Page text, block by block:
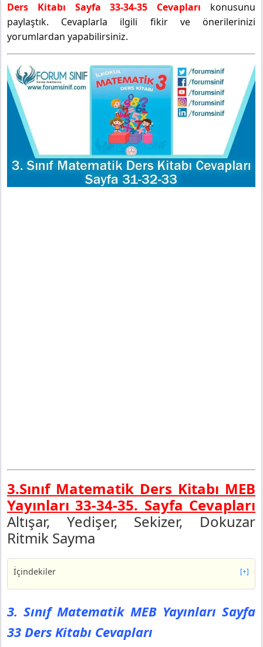
Ders Kitabı Sayfa 33-34-35 Cevapları konusunu
paylaştık. Cevaplarla ilgili fikir ve önerilerinizi
yorumlardan yapabilirsiniz.
3.Sınıf Matematik Ders Kitabı MEB
Yayınları 33-34-35. Sayfa Cevapları
Altışar, Yedişer, Sekizer, Dokuzar
Ritmik Sayma
İçindekiler [+]
3. Sınıf Matematik MEB Yayınları Sayfa 33 Ders Kitabı
Cevapları
ETKİNLİK
3. Sınıf Matematik MEB Yayınları Sayfa 35 Ders Kitabı
3. Sınıf Matematik MEB Yayınları Sayfa
33 Ders Kitabı Cevapları